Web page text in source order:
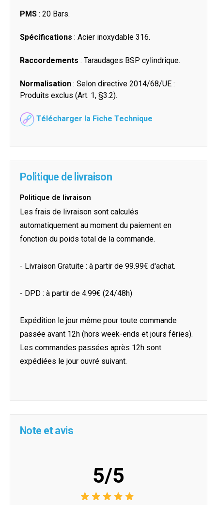
PMS : 20 Bars.
Spécifications : Acier inoxydable 316.
Raccordements : Taraudages BSP cylindrique.
Normalisation : Selon directive 2014/68/UE :
Produits exclus (Art. 1, §3.2).
Télécharger la Fiche Technique
Politique de livraison
Politique de livraison
Les frais de livraison sont calculés
automatiquement au moment du paiement en
fonction du poids total de la commande.
- Livraison Gratuite : à partir de 99.99€ d'achat.
- DPD : à partir de 4.99€ (24/48h)
Expédition le jour même pour toute commande
passée avant 12h (hors week-ends et jours féries).
Les commandes passées après 12h sont
expédiées le jour ouvré suivant.
Note et avis
5/5